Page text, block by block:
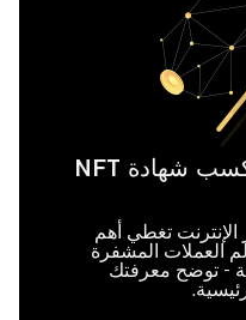
تعرف على Crypto واكسب شهادة NFT
تغطي أهم
العملات المشفرة
- توضح معرفتك